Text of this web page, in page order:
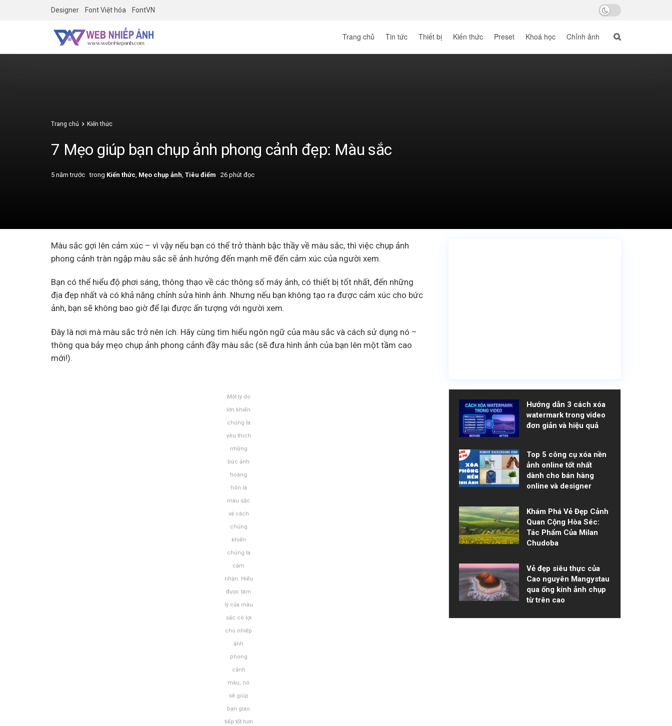
Designer Font Việt hóa FontVN
Trang chủ Tin tức Thiết bị Kiến thức Preset Khoá học Chỉnh ảnh
Trang chủ Kiến thức
7 Mẹo giúp bạn chụp ảnh phong cảnh đẹp: Màu sắc
5 năm trước trong Kiến thức Mẹo chụp ảnh Tiêu điểm 26 phút đọc
Màu sắc gợi lên cảm xúc – vì vậy nếu bạn có thể trở thành bậc thầy về màu sắc, thì việc chụp ảnh
phong cảnh tràn ngập màu sắc sẽ ảnh hưởng đến mạnh mẽ đến cảm xúc của người xem.
Bạn có thể hiểu độ phơi sáng, thông thạo về các thông số máy ảnh, có thiết bị tốt nhất, đến những
địa đẹp nhất và có khả năng chỉnh sửa hình ảnh. Nhưng nếu bạn không tạo ra được cảm xúc cho bức
ảnh, bạn sẽ không bao giờ để lại được ấn tượng với người xem.
Đây là nơi mà màu sắc trở nên ích. Hãy cùng tìm hiểu ngôn ngữ của màu sắc và cách sử dụng nó –
thông qua bảy mẹo chụp ảnh phong cảnh đầy màu sắc (sẽ đưa hình ảnh của bạn lên một tầm cao
mới!).
Một lý do
lớn khiến
chúng ta
yêu thích
những
bức ảnh
hoàng
hôn là
màu sắc
và cách
chúng
khiến
chúng ta
cảm
nhận. Hiểu
được tâm
lý của màu
sắc có lợi
cho nhiếp
ảnh
phong
cảnh
màu; nó
sẽ giúp
bạn giao
tiếp tốt hơn
Hướng dẫn 3 cách xóa
watermark trong video
đơn giản và hiệu quả
Top 5 công cụ xóa nền
ảnh online tốt nhất
dành cho bán hàng
online và designer
Khám Phá Vẻ Đẹp Cảnh
Quan Cộng Hòa Séc:
Tác Phẩm Của Milan
Chudoba
Vẻ đẹp siêu thực của
Cao nguyên Mangystau
qua ống kính ảnh chụp
từ trên cao